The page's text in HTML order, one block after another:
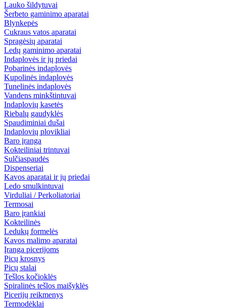
Lauko šildytuvai
Šerbeto gaminimo aparatai
Blynkepės
Cukraus vatos aparatai
Spragėsių aparatai
Ledų gaminimo aparatai
Indaplovės ir jų priedai
Pobarinės indaplovės
Kupolinės indaplovės
Tunelinės indaplovės
Vandens minkštintuvai
Indaplovių kasetės
Riebalų gaudyklės
Spaudiminiai dušai
Indaplovių plovikliai
Baro įranga
Kokteiliniai trintuvai
Sulčiaspaudės
Dispenseriai
Kavos aparatai ir jų priedai
Ledo smulkintuvai
Virduliai / Perkoliatoriai
Termosai
Baro įrankiai
Kokteilinės
Ledukų formelės
Kavos malimo aparatai
Įranga picerijoms
Picų krosnys
Picų stalai
Tešlos kočioklės
Spiralinės tešlos maišyklės
Picerijų reikmenys
Termodėklai